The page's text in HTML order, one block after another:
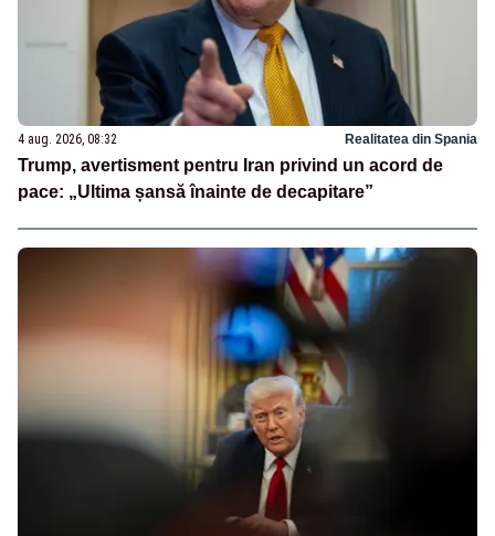
4 aug. 2026, 08:32 Realitatea din Spania
Trump, avertisment pentru Iran privind un acord de
pace: „Ultima șansă înainte de decapitare”